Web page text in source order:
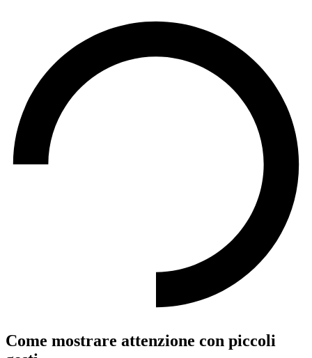
Come mostrare attenzione con piccoli